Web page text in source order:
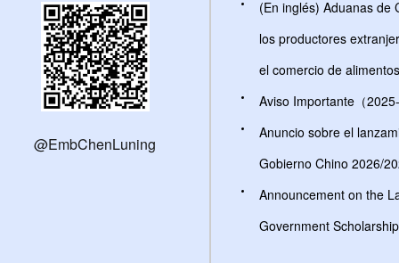
@EmbChenLuning
(En inglés) Aduanas de
los productores
el comercio de
Aviso Importante（
Anuncio sobre el
Gobierno Chino 2026/
Announcement on the
Government